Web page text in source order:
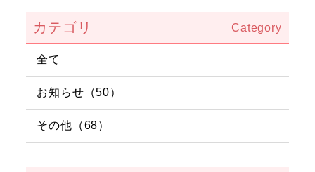
カテゴリ
全て
お知らせ（50）
その他（68）